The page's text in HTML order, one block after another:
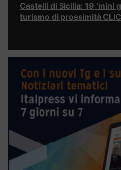
Castelli di Sicilia: 19 ‘mini
turismo di prossimità